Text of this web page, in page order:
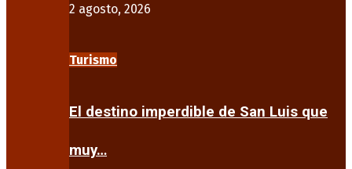
2 agosto, 2026
Turismo
El destino imperdible de San Luis que
muy…